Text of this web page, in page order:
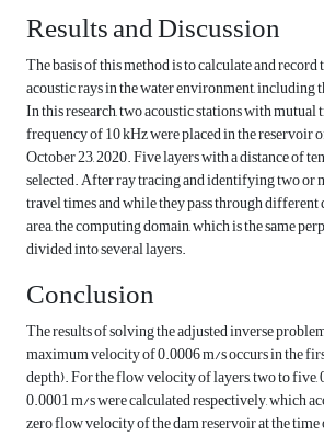
Results and Discussion
The basis of this method is to calculate and
acoustic rays in the water environment, including
In this research, two acoustic stations with
frequency of 10 kHz were placed in the reservoir
October 23, 2020. Five layers with a distance of
selected. After ray tracing and identifying two or
travel times and while they pass through different
area, the computing domain, which is the same
divided into several layers.
Conclusion
The results of solving the adjusted inverse
maximum velocity of 0.0006 m/s occurs in the
depth). For the flow velocity of layers, two to five,
0.0001 m/s were calculated respectively, which
zero flow velocity of the dam reservoir at the